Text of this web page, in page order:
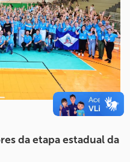
da etapa estadual da